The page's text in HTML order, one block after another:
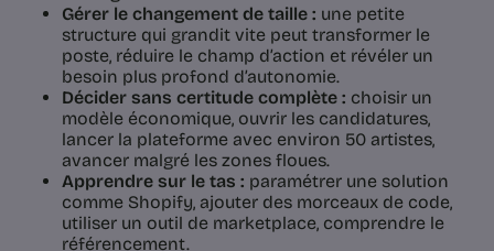
Gérer le changement de taille : une petite
structure qui grandit vite peut transformer le
poste, réduire le champ d’action et révéler un
besoin plus profond d’autonomie.
Décider sans certitude complète : choisir un
modèle économique, ouvrir les candidatures,
lancer la plateforme avec environ 50 artistes,
avancer malgré les zones floues.
Apprendre sur le tas : paramétrer une solution
comme Shopify, ajouter des morceaux de code,
utiliser un outil de marketplace, comprendre le
référencement.